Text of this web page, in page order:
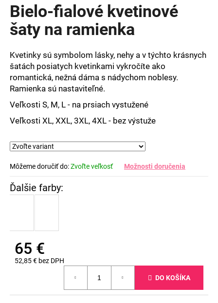
produktu
je
0,0
z
hviezdičiek.
Bielo-fialové kvetinové
šaty na ramienka
Kvetinky sú symbolom lásky, nehy a v týchto krásnych
šatách posiatych kvetinkami vykročíte ako
romantická, nežná dáma s nádychom noblesy.
Ramienka sú nastaviteľné.
Veľkosti S, M, L - na prsiach vystužené
Veľkosti XL, XXL, 3XL, 4XL - bez výstuže
Môžeme doručiť do:Zvoľte veľkosť Možnosti doručenia
65 €
52,85 € bez DPH
DO KOŠÍKA